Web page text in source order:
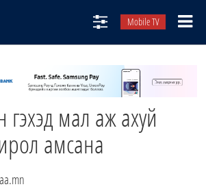
Mobile TV
мал аж ахуй
амсана